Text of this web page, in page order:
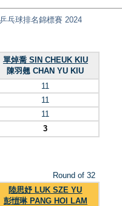
乓球排名錦標賽 2024
單焯喬 SIN CHEUK KIU
陳羽翹 CHAN YU KIU
11
11
11
3
Round of 32
陸思妤 LUK SZE YU
彭愷琳 PANG HOI LAM